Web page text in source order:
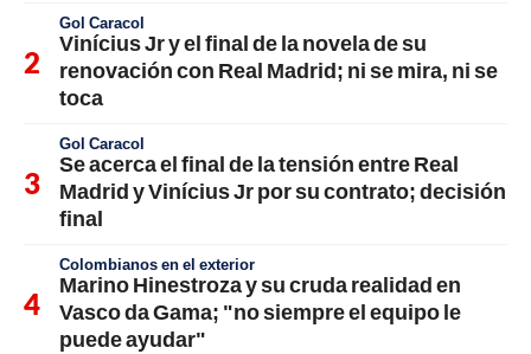
Gol Caracol
Vinícius Jr y el final de la novela de su
renovación con Real Madrid; ni se mira, ni se
toca
Gol Caracol
Se acerca el final de la tensión entre Real
Madrid y Vinícius Jr por su contrato; decisión
final
Colombianos en el exterior
Marino Hinestroza y su cruda realidad en
Vasco da Gama; "no siempre el equipo le
puede ayudar"